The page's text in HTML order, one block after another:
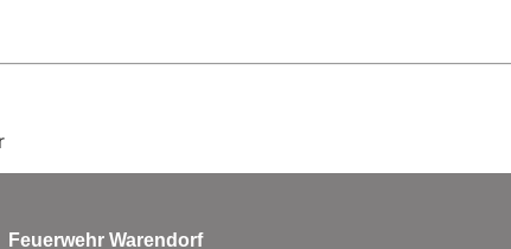
Feuerwehr Warendorf